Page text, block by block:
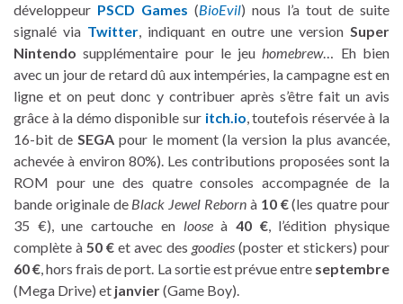
développeur PSCD Games (BioEvil) nous l’a tout de suite
signalé via Twitter, indiquant en outre une version Super
Nintendo supplémentaire pour le jeuhomebrew… Eh bien
avec un jour de retard dû aux intempéries, la campagne est en
ligne et on peut donc y contribuer après s’être fait un avis
grâce à la démo disponible sur itch.io, toutefois réservée à la
16-bit de SEGApour le moment (la version la plus avancée,
achevée à environ 80%). Les contributions proposées sont la
ROM pour une des quatre consoles accompagnée de la
bande originale de Black Jewel Reborn à 10 €(les quatre pour
35 €), une cartouche en looseà 40 €, l’édition physique
complète à 50 € et avec des goodies (poster et stickers) pour
60 €, hors frais de port. La sortie est prévue entre septembre
(Mega Drive) et janvier(Game Boy).